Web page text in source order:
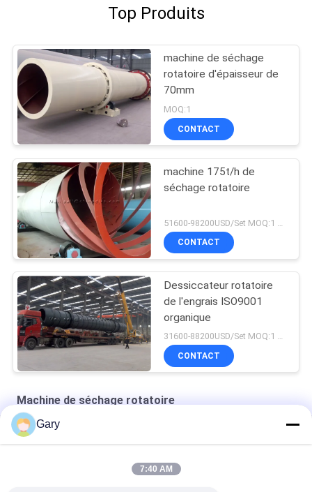
Top Produits
machine de séchage
rotatoire d'épaisseur de
70mm
MOQ:1
CONTACT
machine 175t/h de
séchage rotatoire
CONTACT
Dessiccateur rotatoire
de l'engrais ISO9001
organique
31600-88200USD/Set MOQ:1 ensemble
CONTACT
Machine de séchage rotatoire
séchoir à vide à double cône
Gary
7:40 AM